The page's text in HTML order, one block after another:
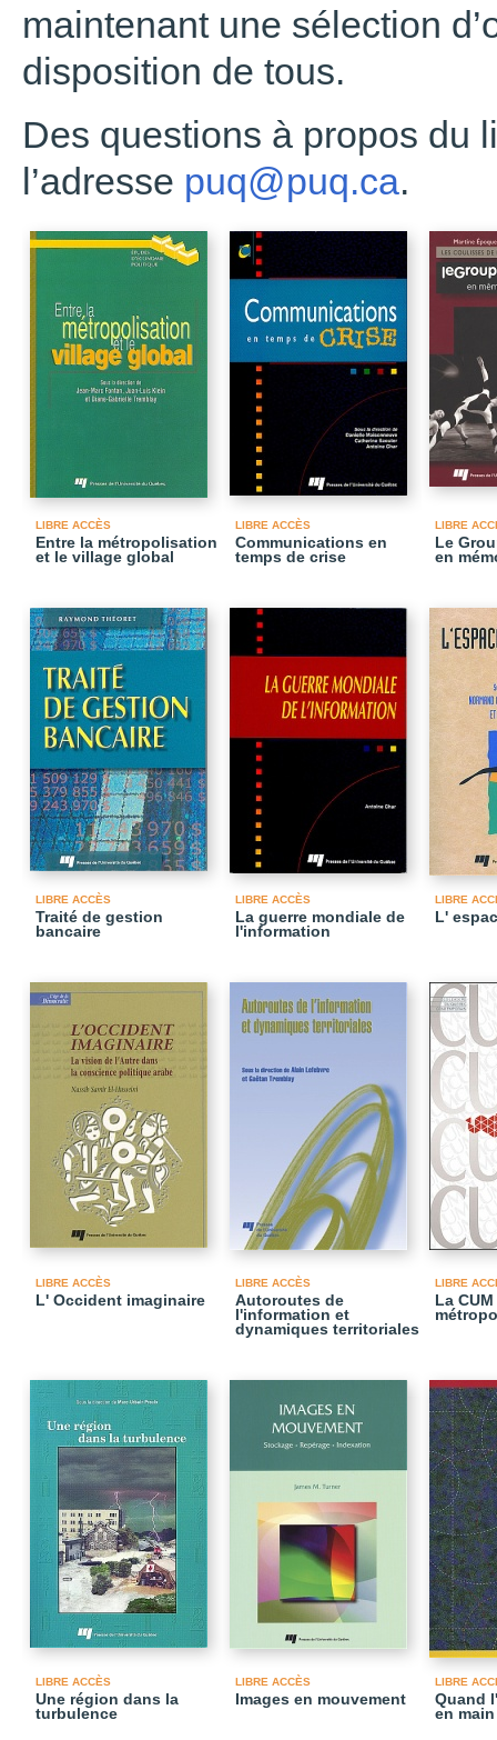
maintenant une sélection
disposition de tous.
Des questions à propos du
l’adresse puq@puq.ca.
LIBRE ACCÈS
Entre la métropolisation
et le village global
LIBRE ACCÈS
Communications en
temps de crise
LIBRE
Le
en
LIBRE ACCÈS
Traité de gestion
bancaire
LIBRE ACCÈS
La guerre mondiale de
l'information
LIBRE
L'
LIBRE ACCÈS
L' Occident imaginaire
LIBRE ACCÈS
Autoroutes de
l'information et
dynamiques territoriales
LIBRE
La
LIBRE ACCÈS
Une région dans la
turbulence
LIBRE ACCÈS
Images en mouvement
LIBRE
Quand
en main